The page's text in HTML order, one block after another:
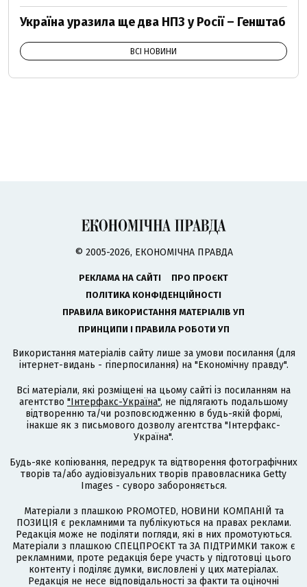
Україна уразила ще два НПЗ у Росії – Генштаб
ВСІ НОВИНИ
© 2005-2026, ЕКОНОМІЧНА ПРАВДА
РЕКЛАМА НА САЙТІ
ПРО ПРОЄКТ
ПОЛІТИКА КОНФІДЕНЦІЙНОСТІ
ПРАВИЛА ВИКОРИСТАННЯ МАТЕРІАЛІВ УП
ПРИНЦИПИ І ПРАВИЛА РОБОТИ УП
Використання матеріалів сайту лише за умови посилання (для
інтернет-видань - гіперпосилання) на "Економічну правду".
Всі матеріали, які розміщені на цьому сайті із посиланням на
агентство "Інтерфакс-Україна", не підлягають подальшому
відтворенню та/чи розповсюдженню в будь-якій формі,
інакше як з письмового дозволу агентства "Інтерфакс-
Україна".
Будь-яке копіювання, передрук та відтворення фотографічних
творів та/або аудіовізуальних творів правовласника Getty
Images - суворо забороняється.
Матеріали з плашкою PROMOTED, НОВИНИ КОМПАНІЙ та
ПОЗИЦІЯ є рекламними та публікуються на правах реклами.
Редакція може не поділяти погляди, які в них промотуються.
Матеріали з плашкою СПЕЦПРОЄКТ та ЗА ПІДТРИМКИ також є
рекламними, проте редакція бере участь у підготовці цього
контенту і поділяє думки, висловлені у цих матеріалах.
Редакція не несе відповідальності за факти та оціночні